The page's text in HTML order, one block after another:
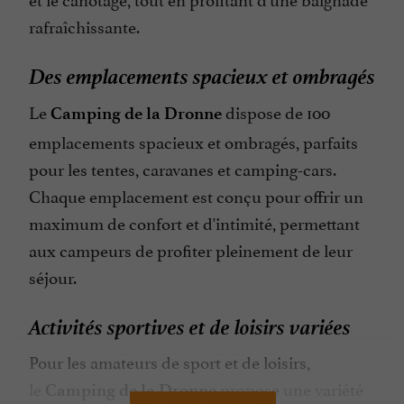
rafraîchissante.
Des emplacements spacieux et ombragés
LeCamping de la Dronnedispose de 100
emplacements spacieux et ombragés, parfaits
pour les tentes, caravanes et camping-cars.
Chaque emplacement est conçu pour offrir un
maximum de confort et d'intimité, permettant
aux campeurs de profiter pleinement de leur
séjour.
Activités sportives et de loisirs variées
Pour les amateurs de sport et de loisirs,
Camping de la Dronnepropose une variété